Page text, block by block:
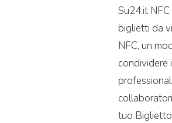
Su24.it
biglietti da
NFC, un
condividere
tuo